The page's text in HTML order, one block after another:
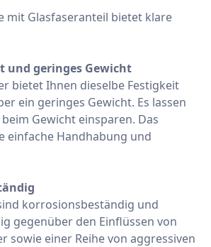
mit Glasfaseranteil bietet klare
und geringes Gewicht
bietet Ihnen dieselbe Festigkeit
ein geringes Gewicht. Es lassen
beim Gewicht einsparen. Das
einfache Handhabung und
korrosionsbeständig und
gegenüber den Einflüssen von
sowie einer Reihe von aggressiven